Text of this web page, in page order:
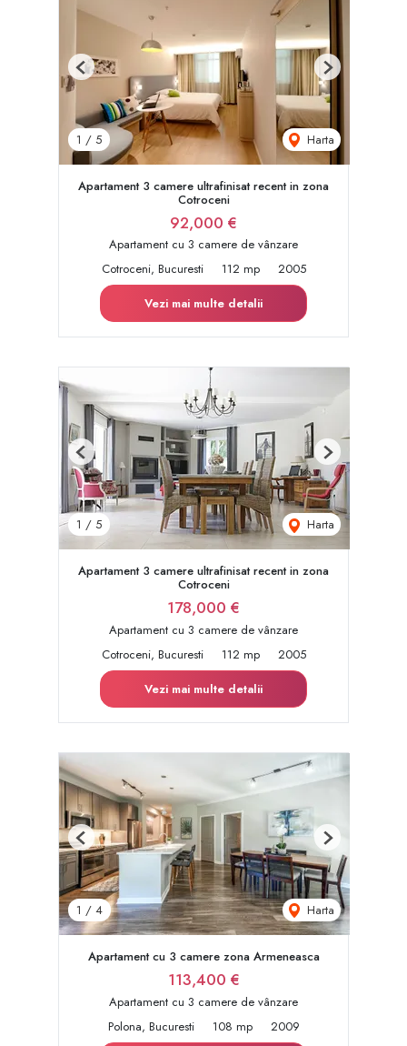
1 / 5 Harta
Previous Next
Apartament 3 camere ultrafinisat recent in zona
Cotroceni
92,000 €
Apartament cu 3 camere de vânzare
Cotroceni, Bucuresti
112 mp
2005
Vezi mai multe detalii
1 / 5 Harta
Previous Next
Apartament 3 camere ultrafinisat recent in zona
Cotroceni
178,000 €
Apartament cu 3 camere de vânzare
Cotroceni, Bucuresti
112 mp
2005
Vezi mai multe detalii
1 / 4 Harta
Previous Next
Apartament cu 3 camere zona Armeneasca
113,400 €
Apartament cu 3 camere de vânzare
Polona, Bucuresti
108 mp 2009